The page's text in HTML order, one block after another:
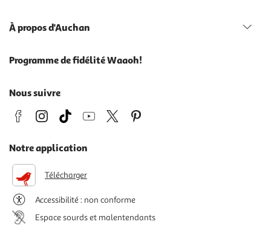
À propos d'Auchan
Programme de fidélité Waaoh!
Nous suivre
Notre application
Télécharger
Accessibilité : non conforme
Espace sourds et malentendants